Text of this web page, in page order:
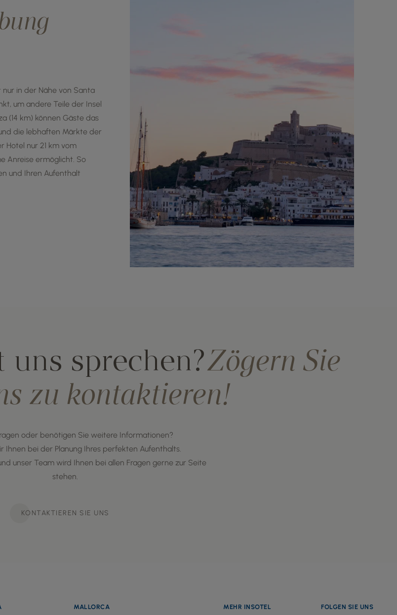
nur in der Nähe von Santa
um andere Teile der Insel
(14 km) können Gäste das
die lebhaften Märkte der
Hotel nur 21 km vom
Anreise ermöglicht. So
und Ihren Aufenthalt
uns sprechen?Zögern Sie
zu kontaktieren!
oder benötigen Sie weitere Informationen?
Ihnen bei der Planung Ihres perfekten Aufenthalts.
unser Team wird Ihnen bei allen Fragen gerne zur Seite
stehen.
KONTAKTIEREN SIE UNS
MALLORCA MEHR INSOTEL FOLGEN SIE UNS